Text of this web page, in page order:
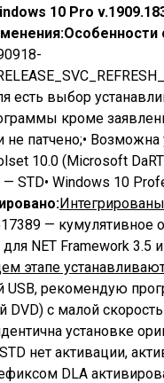
10 Pro
Особенности
есть выбор
кроме
патчено;• Возможна
10.0 (Microsoft
STD• Windows 10
— кумулятивное
NET Framework 3.5
этапе
USB, рекомендую
DVD) с малой
установке
нет активации,
DLA